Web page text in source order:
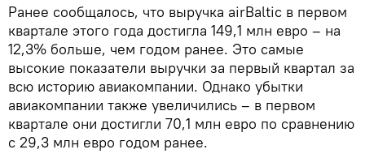
Ранее сообщалось, что выручка airBaltic в первом
квартале этого года достигла 149,1 млн евро – на
12,3% больше, чем годом ранее. Это самые
высокие показатели выручки за первый квартал за
всю историю авиакомпании. Однако убытки
авиакомпании также увеличились – в первом
квартале они достигли 70,1 млн евро по сравнению
с 29,3 млн евро годом ранее.